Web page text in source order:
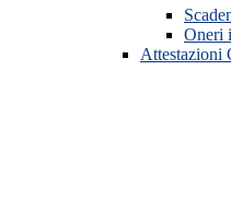
Oneri
Attestazioni